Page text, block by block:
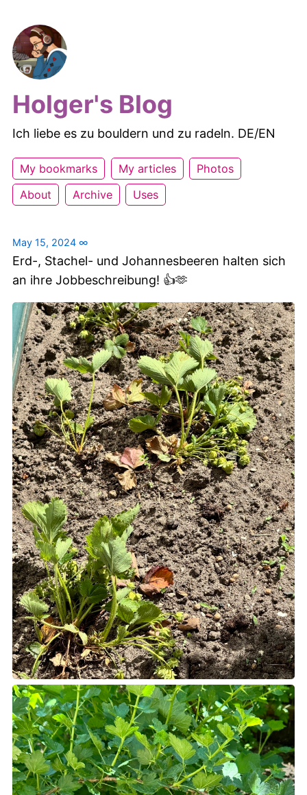
Holger's Blog
Ich liebe es zu bouldern und zu radeln. DE/EN
My bookmarks My articles
Photos
About
Archive Uses
May 15, 2024 ∞
Erd-, Stachel- und Johannesbeeren halten sich
an ihre Jobbeschreibung! 👍🫶